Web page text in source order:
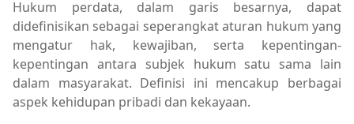
Hukum perdata, dalam garis besarnya, dapat
didefinisikan sebagai seperangkat aturan hukum yang
mengatur hak, kewajiban, serta kepentingan-
kepentingan antara subjek hukum satu sama lain
dalam masyarakat. Definisi ini mencakup berbagai
aspek kehidupan pribadi dan kekayaan.